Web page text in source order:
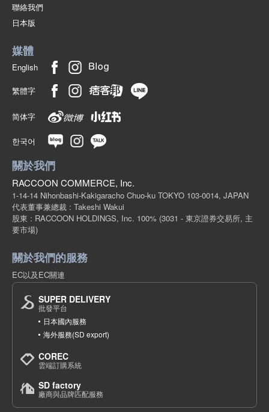
聯絡我們
日本版
媒體
English
繁體字
简体字
한국어
關於我們
RACCOON COMMERCE, Inc.
1-14-14 Nihonbashi-Kakigaracho Chuo-ku TOKYO 103-0014, JAPAN
代表董事兼總裁 : Takeshi Wakui
股東 : RACCOON HOLDINGS, Inc. 100% (3031 - 東京證券交易所, 主
要市場)
關於我們的服務
EC以及EC關連
SUPER DELIVERY
批發平台
日本國內服務
海外服務(SD export)
COREC
雲端訂購系統
SD factory
廠商與品牌匹配服務